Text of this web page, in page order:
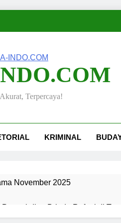
Terpercaya!
KRIMINAL
November 2025
Bripda Rafael di